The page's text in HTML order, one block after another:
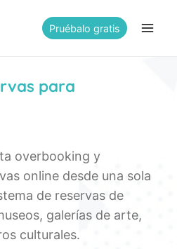
Pruébalo gratis
para
overbooking y
online desde una sola
de reservas de
galerías de arte,
culturales.